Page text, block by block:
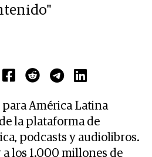
América Latina
la plataforma de
podcasts y audiolibros.
a los 1.000 millones de